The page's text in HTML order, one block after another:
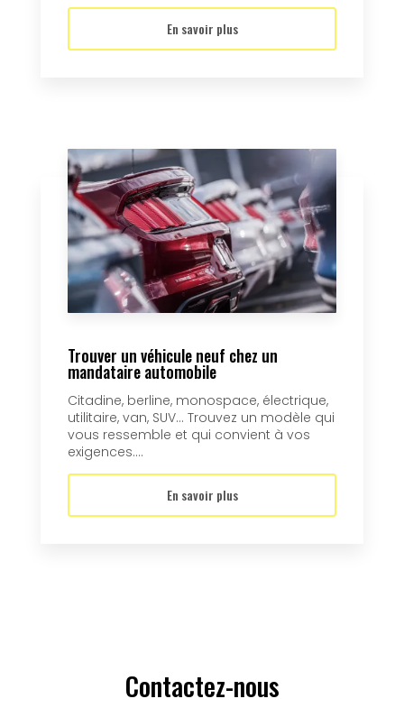
En savoir plus
Trouver un véhicule neuf chez un
mandataire automobile
Citadine, berline, monospace, électrique,
utilitaire, van, SUV… Trouvez un modèle qui
vous ressemble et qui convient à vos
exigences....
En savoir plus
Contactez-nous